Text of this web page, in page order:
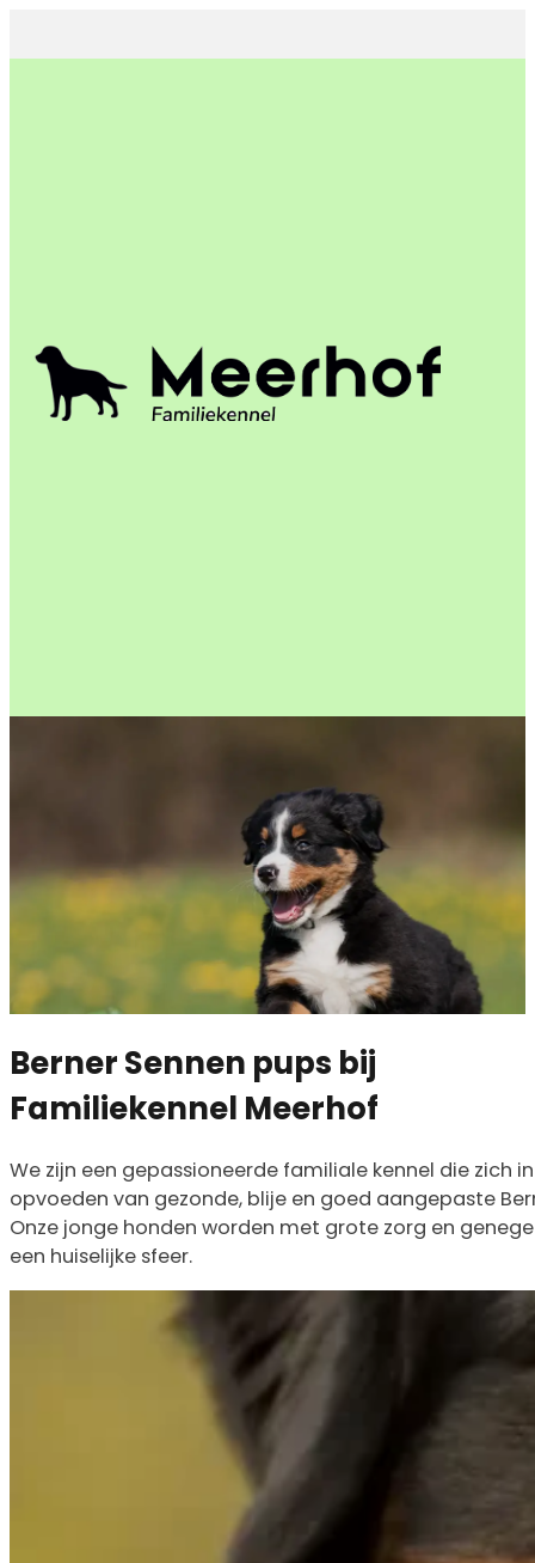
Berner Sennen pups bij
Familiekennel Meerhof
We zijn een gepassioneerde familiale kennel die zich
opvoeden van gezonde, blije en goed aangepaste
Onze jonge honden worden met grote zorg en
een huiselijke sfeer.